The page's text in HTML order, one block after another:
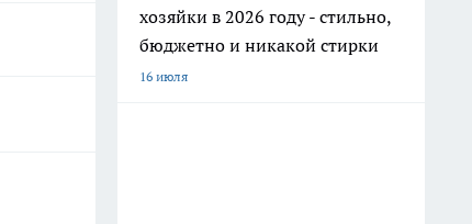
хозяйки в 2026 году - стильно,
бюджетно и никакой стирки
16 июля